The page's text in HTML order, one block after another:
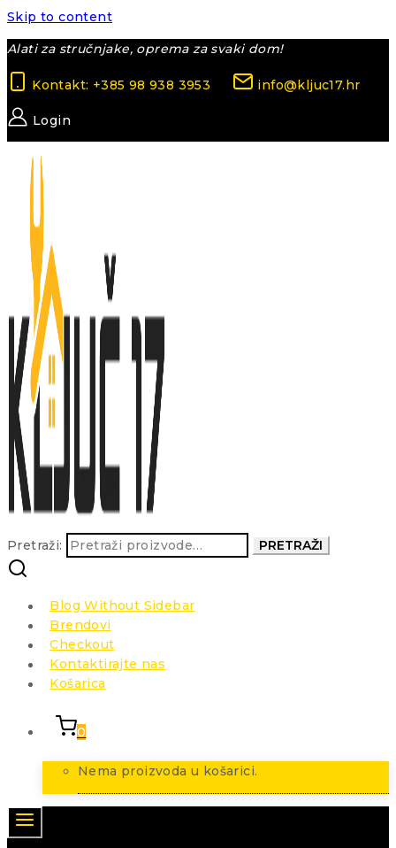
Skip to content
Alati za stručnjake, oprema za svaki dom!
Kontakt: +385 98 938 3953 info@kljuc17.hr
Login
Pretraži: PRETRAŽI
Blog Without Sidebar
Brendovi
Checkout
Kontaktirajte nas
Košarica
0
Nema proizvoda u košarici.